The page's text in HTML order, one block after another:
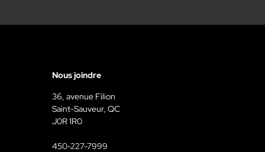
Nous joindre
36, avenue Filion
Saint-Sauveur, QC
J0R 1R0
450-227-7999